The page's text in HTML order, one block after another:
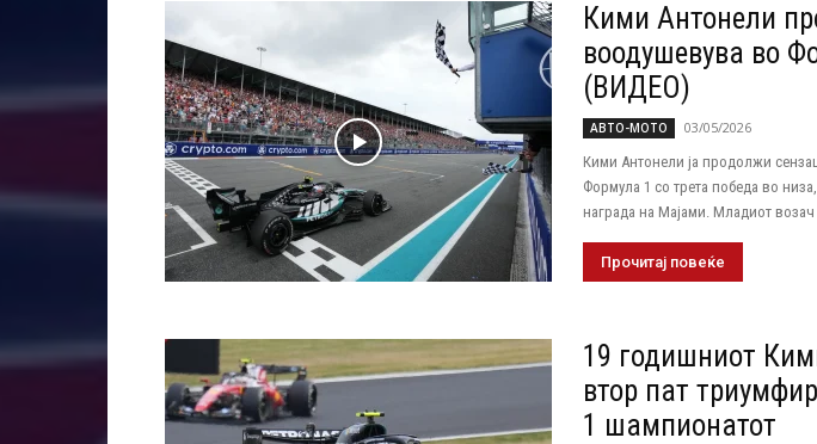
Кими Антонели
воодушевува во
(ВИДЕО)
АВТО-МОТО
03/05/2026
Кими Антонели ја продолжи
Формула 1 со трета победа во
награда на Мајами. Младиот
Прочитај повеќе
19 годишниот
втор пат
1 шампионатот